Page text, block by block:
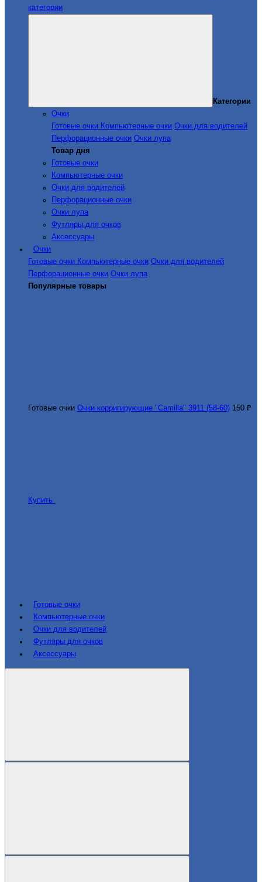
категории
Категории
Очки
Готовые очки Компьютерные очки Очки для водителей
Перфорационные очки Очки лупа
Товар дня
Готовые очки
Компьютерные очки
Очки для водителей
Перфорационные очки
Очки лупа
Футляры для очков
Аксессуары
Очки
Готовые очки Компьютерные очки Очки для водителей
Перфорационные очки Очки лупа
Популярные товары
Готовые очки Очки корригирующие "Camilla" 3911 (58-60) 150 ₽
Купить
Готовые очки
Компьютерные очки
Очки для водителей
Футляры для очков
Аксессуары